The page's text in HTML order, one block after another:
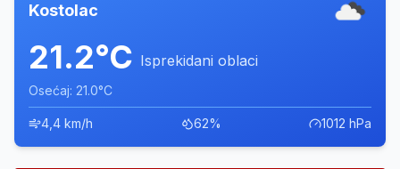
Kostolac
21.2°C Isprekidani oblaci
Osećaj: 21.0°C
4,4 km/h 62% 1012 hPa